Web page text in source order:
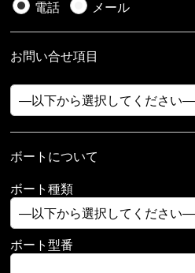
電話
メール
お問い合せ項目
ボートについて
ボート種類
ボート型番